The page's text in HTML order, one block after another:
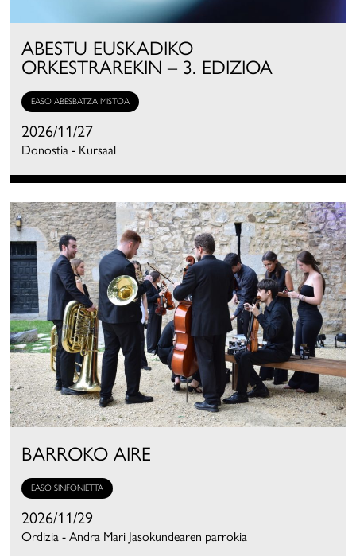
ABESTU EUSKADIKO
ORKESTRAREKIN – 3. EDIZIOA
EASO ABESBATZA MISTOA
2026/11/27
Donostia - Kursaal
BARROKO AIRE
EASO SINFONIETTA
2026/11/29
Ordizia - Andra Mari Jasokundearen parrokia